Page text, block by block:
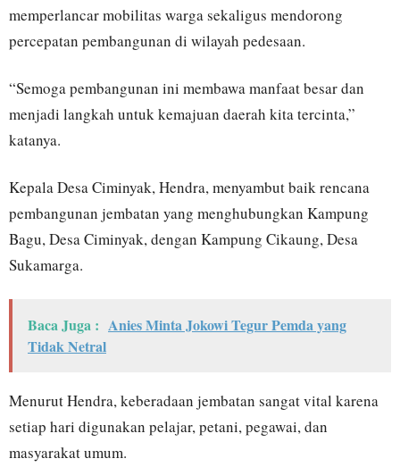
memperlancar mobilitas warga sekaligus mendorong
percepatan pembangunan di wilayah pedesaan.
“Semoga pembangunan ini membawa manfaat besar dan
menjadi langkah untuk kemajuan daerah kita tercinta,”
katanya.
Kepala Desa Ciminyak, Hendra, menyambut baik rencana
pembangunan jembatan yang menghubungkan Kampung
Bagu, Desa Ciminyak, dengan Kampung Cikaung, Desa
Sukamarga.
Baca Juga : Anies Minta Jokowi Tegur Pemda yang
Tidak Netral
Menurut Hendra, keberadaan jembatan sangat vital karena
setiap hari digunakan pelajar, petani, pegawai, dan
masyarakat umum.